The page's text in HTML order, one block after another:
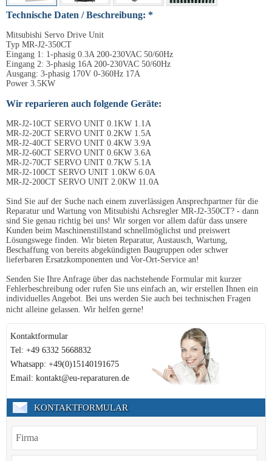
Technische Daten / Beschreibung: *
Mitsubishi Servo Drive Unit
Typ MR-J2-350CT
Eingang 1: 1-phasig 0.3A 200-230VAC 50/60Hz
Eingang 2: 3-phasig 16A 200-230VAC 50/60Hz
Ausgang: 3-phasig 170V 0-360Hz 17A
Power 3.5KW
Wir reparieren auch folgende Geräte:
MR-J2-10CT SERVO UNIT 0.1KW 1.1A
MR-J2-20CT SERVO UNIT 0.2KW 1.5A
MR-J2-40CT SERVO UNIT 0.4KW 3.9A
MR-J2-60CT SERVO UNIT 0.6KW 3.6A
MR-J2-70CT SERVO UNIT 0.7KW 5.1A
MR-J2-100CT SERVO UNIT 1.0KW 6.0A
MR-J2-200CT SERVO UNIT 2.0KW 11.0A
Sind Sie auf der Suche nach einem zuverlässigen Ansprechpartner für die
Reparatur und Wartung von Mitsubishi Achsregler MR-J2-350CT? - dann
sind Sie genau richtig bei uns! Wir sorgen vor allem dafür dass unsere
Kunden beim Maschinenstillstand schnellmöglichst und preiswert
Lösungswege finden. Wir bieten Reparatur, Austausch, Wartung,
Beschaffung von bereits abgekündigten Baugruppen oder schwer
lieferbaren Ersatzkomponenten und Vor-Ort-Service an!
Senden Sie Ihre Anfrage über das nachstehende Formular mit kurzer
Fehlerbeschreibung oder rufen Sie uns einfach an, wir erstellen Ihnen ein
individuelles Angebot. Bei uns werden Sie auch bei technischen Fragen
nicht alleine gelassen. Wir helfen gerne!
Kontaktformular
Tel: +49 6332 5668832
Whatsapp: +49(0)15140191675
Email: kontakt@eu-reparaturen.de
KONTAKTFORMULAR